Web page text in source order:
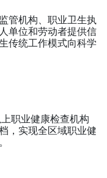
管机构、职业卫生执
单位和劳动者提供信
传统工作模式向科学
职业健康检查机构
，实现全区域职业健